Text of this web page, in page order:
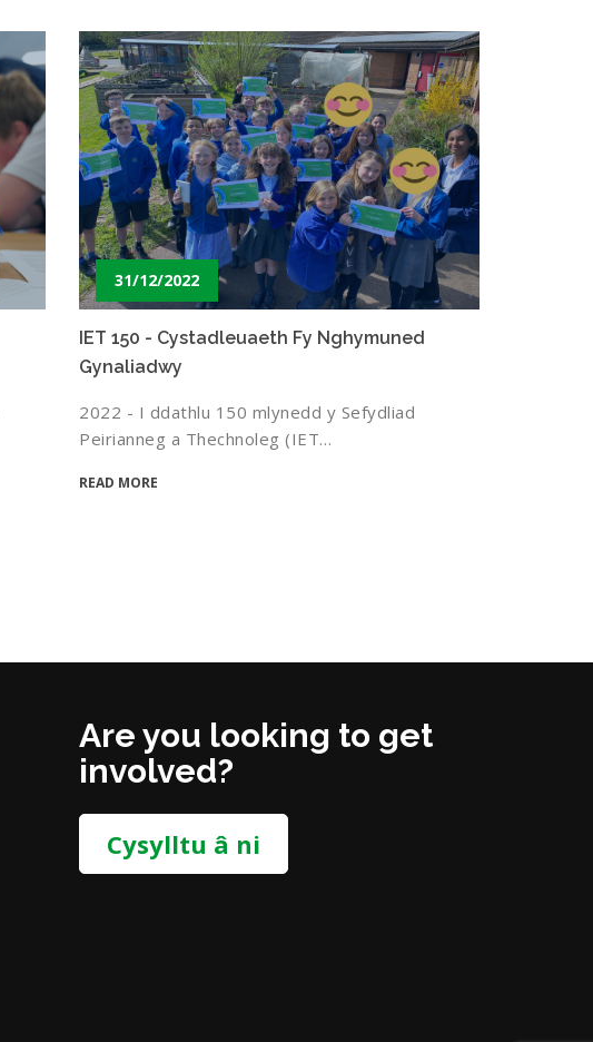
31/12/2022
IET 150 - Cystadleuaeth Fy Nghymuned
Gynaliadwy
2022 - I ddathlu 150 mlynedd y Sefydliad
Peirianneg a Thechnoleg (IET…
READ MORE
Are you looking to get
involved?
Cysylltu â ni